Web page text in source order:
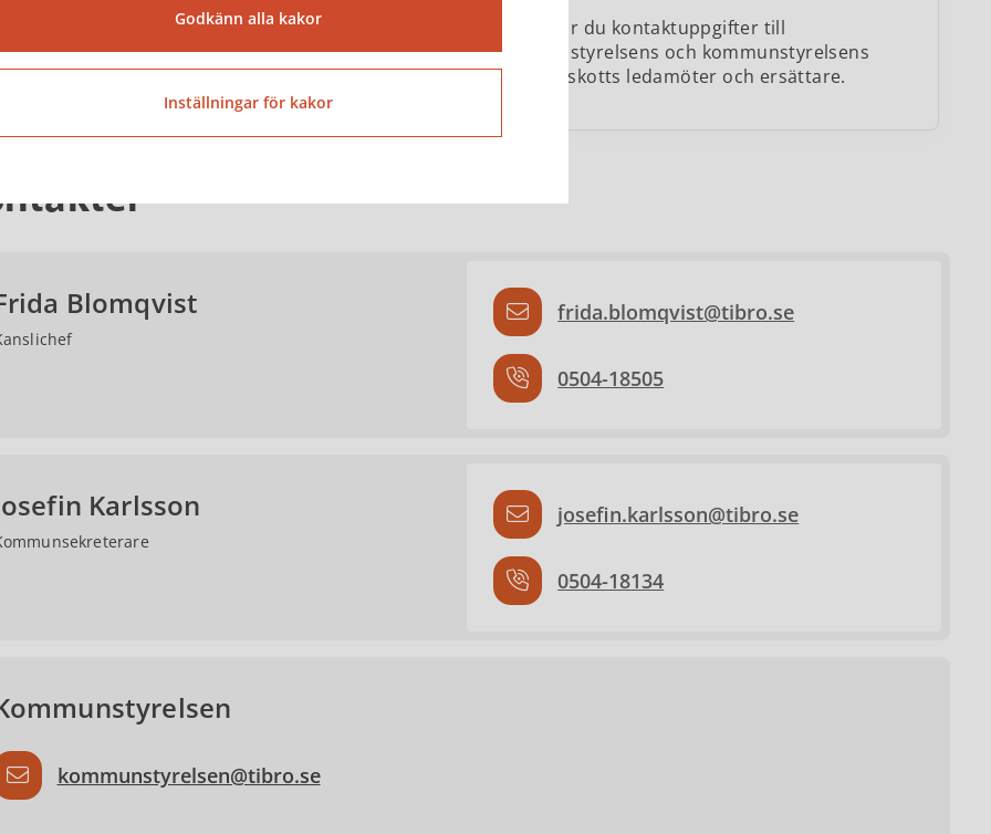
publiceras på hemsidan senast
Här hittar du kontaktuppgifter till
kommunstyrelsens och kommunstyrelsens
arbetsutskotts ledamöter och ersättare.
Blomqvist frida.blomqvist@tibro.se
0504-18505
Karlsson josefin.karlsson@tibro.se
0504-18134
kommunstyrelsen@tibro.se
Godkänn alla kakor
Inställningar för kakor